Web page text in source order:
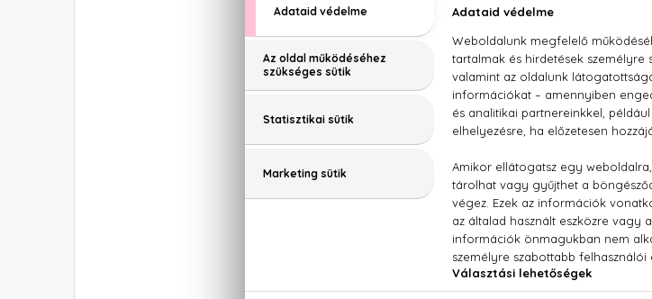
dominanciáért, mint a mandarin, a
megjelent parfüm inkább a hűvösebb
Az 1999-ben boltokba kerül parfüm
elsőre nem egy férfias illat jutna eszünkbe, ám a
ügyesen rakosgatták sorba őket, hogy a végeredmény
főbb jegyei ugyanis a lime, az
pedig csak még titokzatosabbá változtatja ezt az
parfümöt.
A Black citrusosabb változata a Black Shine, nem
de már egy jóval üdébb illat. Az új parfüm jegyei közt
zöldalma és a görögdinnye is, férfiassá pedig a bőr illata